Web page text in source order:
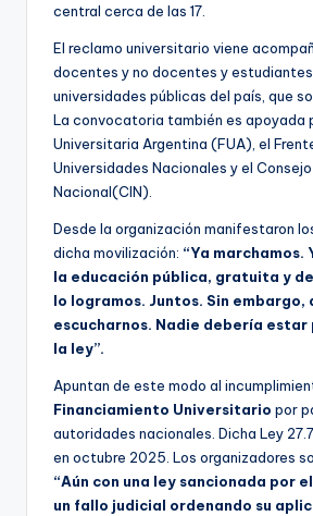
central cerca de las 17.
El reclamo universitario viene
docentes y no docentes y
universidades públicas del país, que
La convocatoria también es apoyada
Universitaria Argentina (FUA), el
Universidades Nacionales y el
Nacional(CIN).
Desde la organización manifestaron
dicha movilización: “Ya marchamos.
la educación pública, gratuita y
lo logramos. Juntos. Sin embargo,
escucharnos. Nadie debería estar
la ley”.
Apuntan de este modo al
Financiamiento Universitario por
autoridades nacionales. Dicha Ley
en octubre 2025. Los organizadores
“Aún con una ley sancionada por
un fallo judicial ordenando su